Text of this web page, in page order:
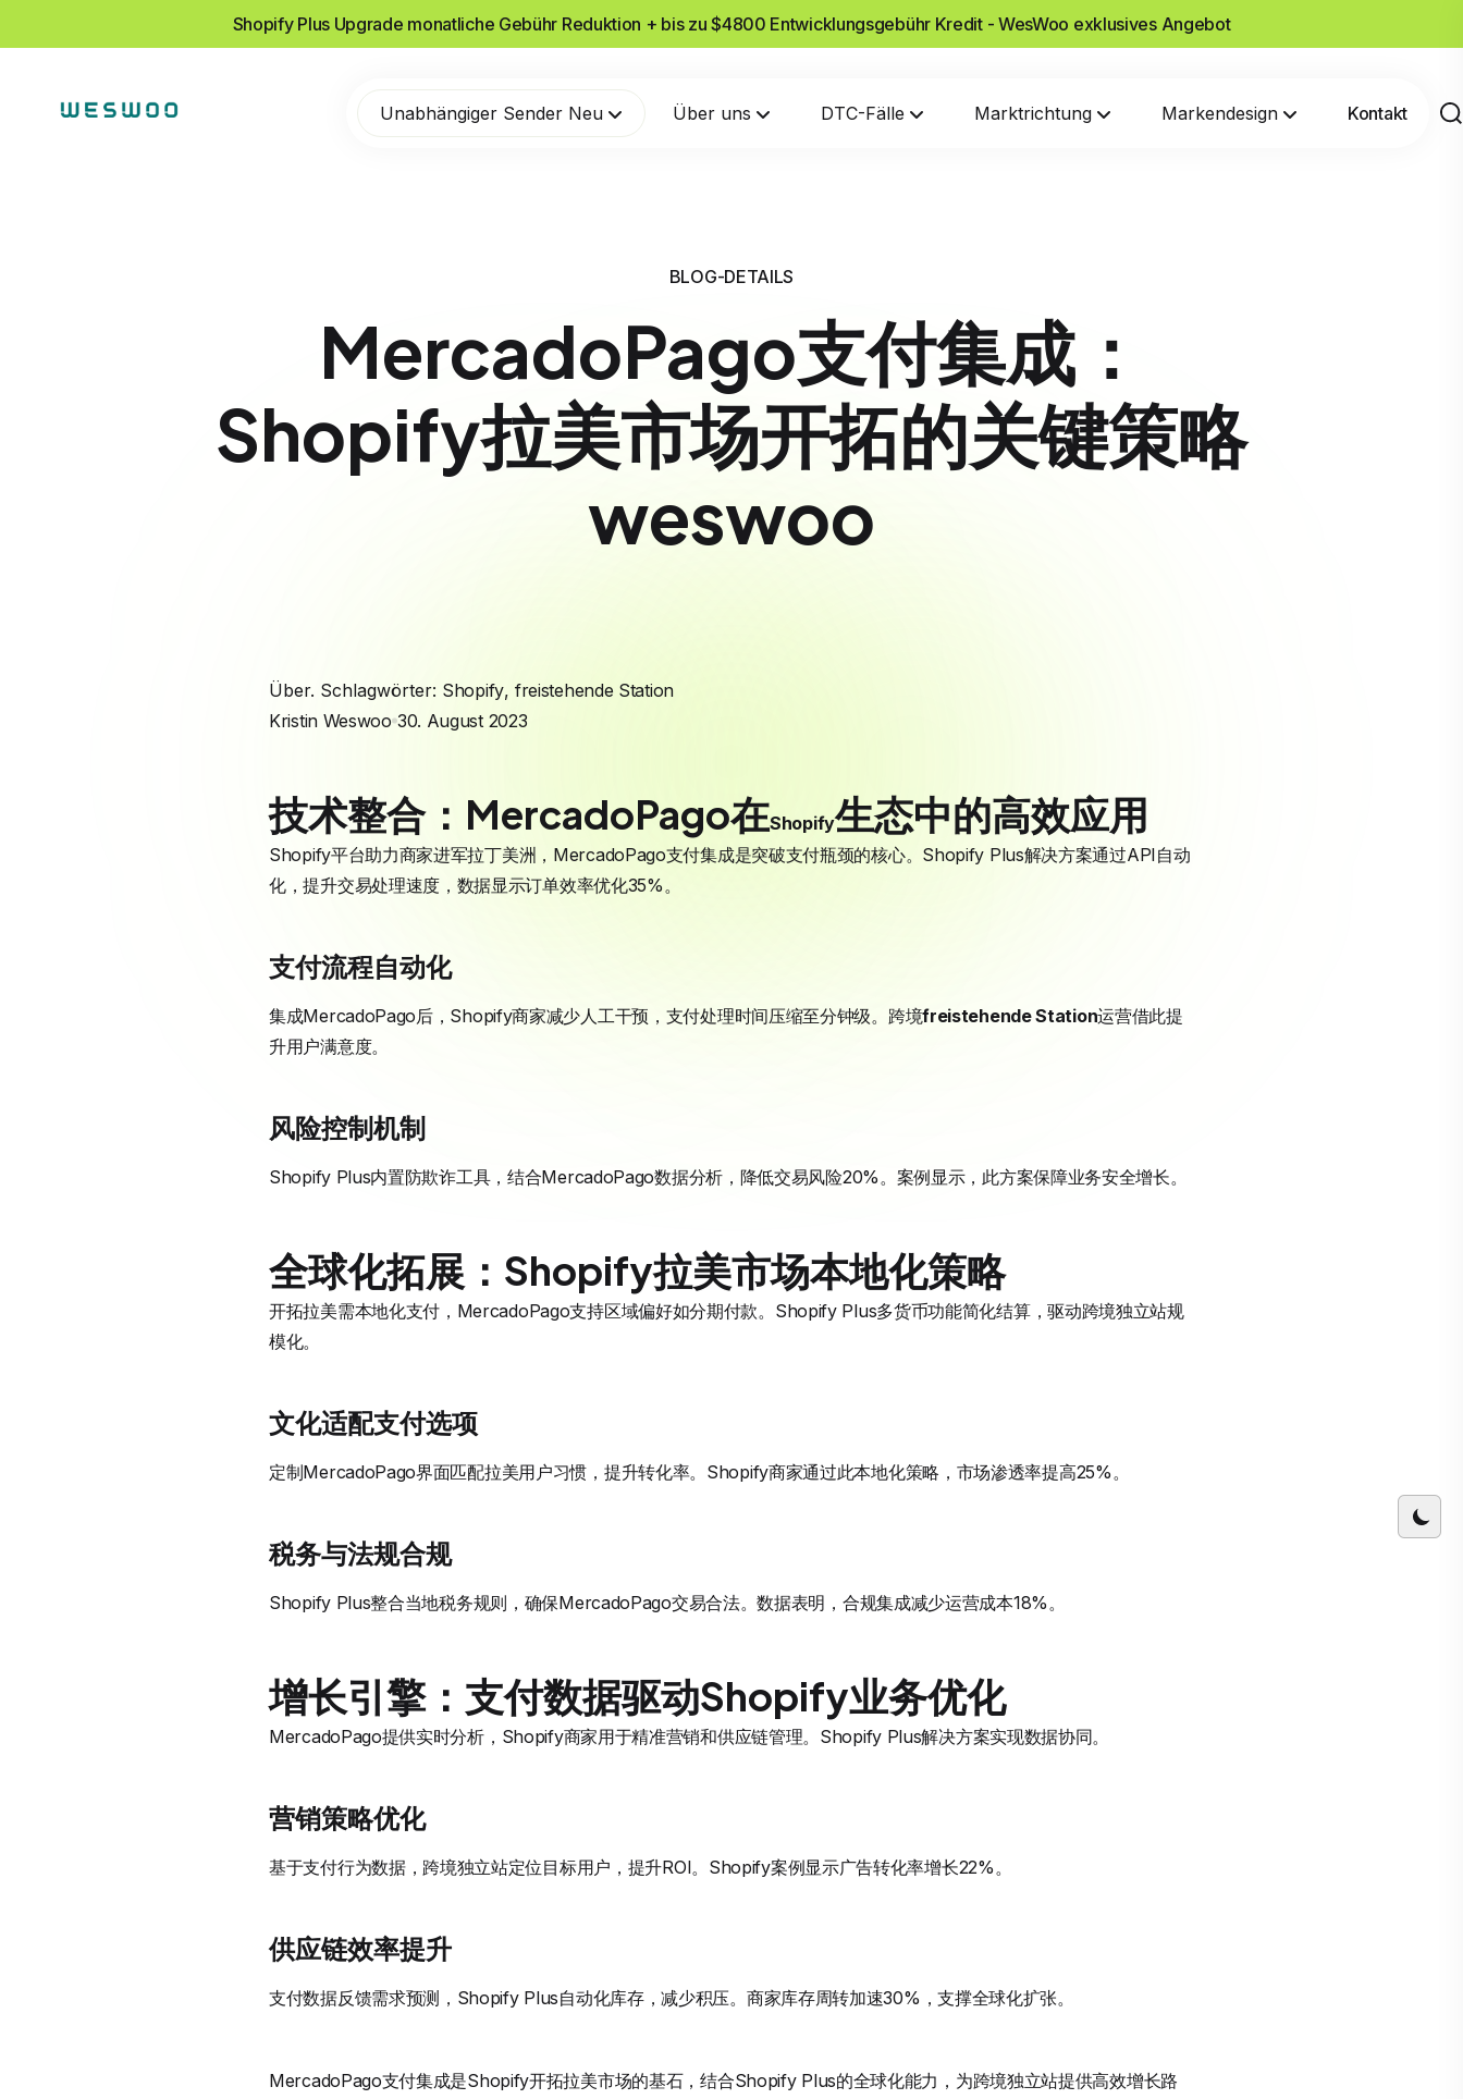
Shopify Plus Upgrade monatliche Gebühr Reduktion + bis zu $4800 Entwicklungsgebühr Kredit - WesWoo exklusives Angebot
Unabhängiger Sender Neu Über uns DTC-Fälle Marktrichtung Markendesign Kontakt
BLOG-DETAILS
MercadoPago支付集成：
Shopify拉美市场开拓的关键策略
weswoo
Über. Schlagwörter: Shopify, freistehende Station
Kristin Weswoo 30. August 2023
技术整合：MercadoPago在Shopify生态中的高效应用
Shopify平台助力商家进军拉丁美洲，MercadoPago支付集成是突破支付瓶颈的核心。Shopify Plus解决方案通过API自动
化，提升交易处理速度，数据显示订单效率优化35%。
支付流程自动化
集成MercadoPago后，Shopify商家减少人工干预，支付处理时间压缩至分钟级。跨境freistehende Station运营借此提
升用户满意度。
风险控制机制
Shopify Plus内置防欺诈工具，结合MercadoPago数据分析，降低交易风险20%。案例显示，此方案保障业务安全增长。
全球化拓展：Shopify拉美市场本地化策略
开拓拉美需本地化支付，MercadoPago支持区域偏好如分期付款。Shopify Plus多货币功能简化结算，驱动跨境独立站规
模化。
文化适配支付选项
定制MercadoPago界面匹配拉美用户习惯，提升转化率。Shopify商家通过此本地化策略，市场渗透率提高25%。
税务与法规合规
Shopify Plus整合当地税务规则，确保MercadoPago交易合法。数据表明，合规集成减少运营成本18%。
增长引擎：支付数据驱动Shopify业务优化
MercadoPago提供实时分析，Shopify商家用于精准营销和供应链管理。Shopify Plus解决方案实现数据协同。
营销策略优化
基于支付行为数据，跨境独立站定位目标用户，提升ROI。Shopify案例显示广告转化率增长22%。
供应链效率提升
支付数据反馈需求预测，Shopify Plus自动化库存，减少积压。商家库存周转加速30%，支撑全球化扩张。
MercadoPago支付集成是Shopify开拓拉美市场的基石，结合Shopify Plus的全球化能力，为跨境独立站提供高效增长路